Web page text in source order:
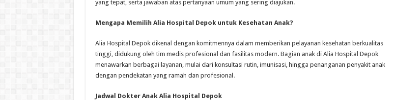
yang tepat, serta jawaban atas pertanyaan umum yang sering diajukan.
Mengapa Memilih Alia Hospital Depok untuk Kesehatan Anak?
Alia Hospital Depok dikenal dengan komitmennya dalam memberikan pelayanan kesehatan berkualitas
tinggi, didukung oleh tim medis profesional dan fasilitas modern. Bagian anak di Alia Hospital Depok
menawarkan berbagai layanan, mulai dari konsultasi rutin, imunisasi, hingga penanganan penyakit anak
dengan pendekatan yang ramah dan profesional.
Jadwal Dokter Anak Alia Hospital Depok